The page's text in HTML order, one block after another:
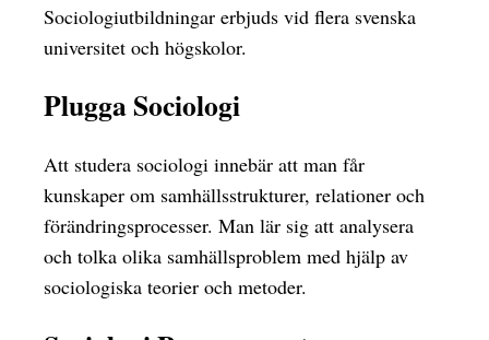
Sociologiutbildningar erbjuds vid flera svenska
universitet och högskolor.
Plugga Sociologi
Att studera sociologi innebär att man får
kunskaper om samhällsstrukturer, relationer och
förändringsprocesser. Man lär sig att analysera
och tolka olika samhällsproblem med hjälp av
sociologiska teorier och metoder.